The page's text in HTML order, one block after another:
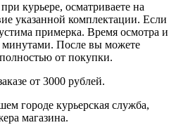
курьере, осматриваете на
указанной комплектации. Если
примерка. Время осмотра и
После вы можете
от покупки.
от 3000 рублей.
городе курьерская служба,
магазина.